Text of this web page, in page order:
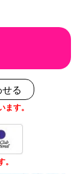
る
す。